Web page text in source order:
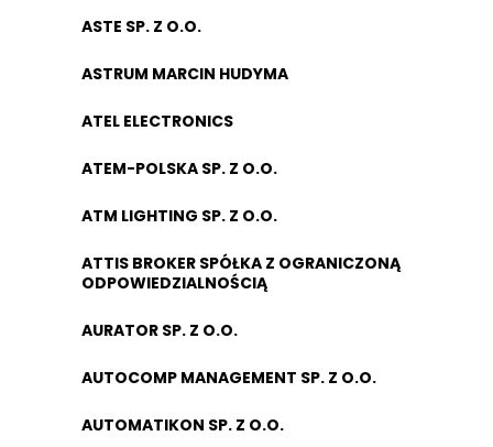
ASTE SP. Z O.O.
ASTRUM MARCIN HUDYMA
ATEL ELECTRONICS
ATEM-POLSKA SP. Z O.O.
ATM LIGHTING SP. Z O.O.
ATTIS BROKER SPÓŁKA Z OGRANICZONĄ
ODPOWIEDZIALNOŚCIĄ
AURATOR SP. Z O.O.
AUTOCOMP MANAGEMENT SP. Z O.O.
AUTOMATIKON SP. Z O.O.